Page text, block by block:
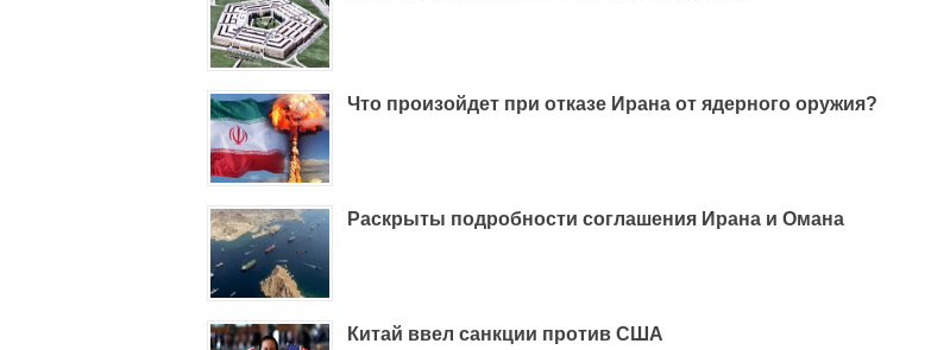
Что произойдет при отказе Ирана от ядерного оружия?
Раскрыты подробности соглашения Ирана и Омана
Китай ввел санкции против США